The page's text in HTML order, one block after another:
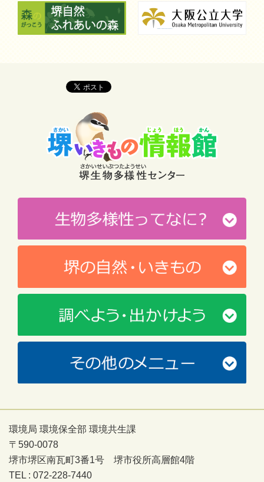
環境局 環境保全部 環境共生課
〒590-0078
堺市堺区南瓦町3番1号 堺市役所高層館4階
TEL : 072-228-7440